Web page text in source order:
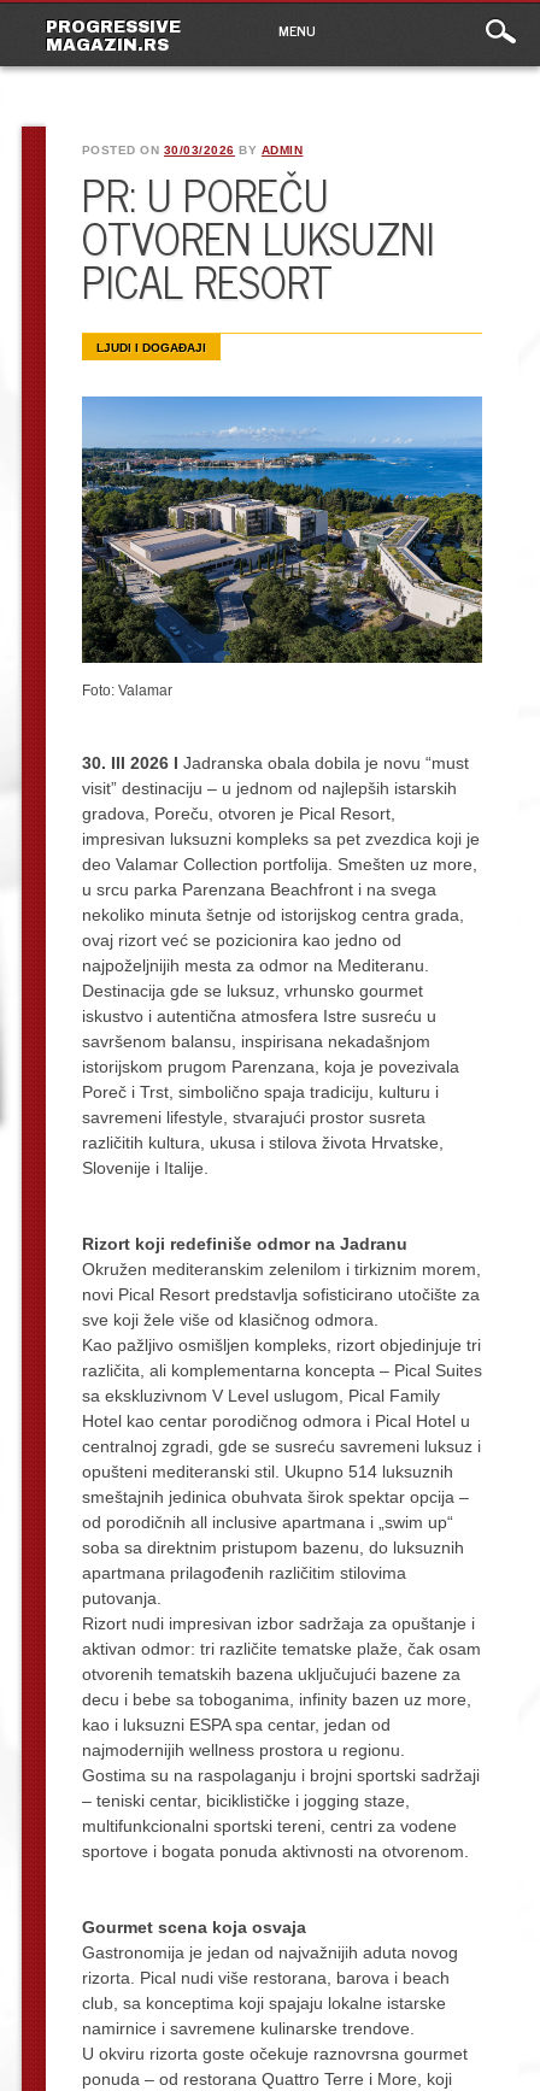
PROGRESSIVE
MAGAZIN.RS
Main
menu
content
MENU
POSTED ON 30/03/2026 BY ADMIN
PR: U POREČU
OTVOREN LUKSUZNI
PICAL RESORT
LJUDI I DOGAĐAJI
Foto: Valamar
30. III 2026 I Jadranska obala dobila je novu “must
visit” destinaciju – u jednom od najlepših istarskih
gradova, Poreču, otvoren je Pical Resort,
impresivan luksuzni kompleks sa pet zvezdica koji je
deo Valamar Collection portfolija. Smešten uz more,
u srcu parka Parenzana Beachfront i na svega
nekoliko minuta šetnje od istorijskog centra grada,
ovaj rizort već se pozicionira kao jedno od
najpoželjnijih mesta za odmor na Mediteranu.
Destinacija gde se luksuz, vrhunsko gourmet
iskustvo i autentična atmosfera Istre susreću u
savršenom balansu, inspirisana nekadašnjom
istorijskom prugom Parenzana, koja je povezivala
Poreč i Trst, simbolično spaja tradiciju, kulturu i
savremeni lifestyle, stvarajući prostor susreta
različitih kultura, ukusa i stilova života Hrvatske,
Slovenije i Italije.
Rizort koji redefiniše odmor na Jadranu
Okružen mediteranskim zelenilom i tirkiznim morem,
novi Pical Resort predstavlja sofisticirano utočište za
sve koji žele više od klasičnog odmora.
Kao pažljivo osmišljen kompleks, rizort objedinjuje tri
različita, ali komplementarna koncepta – Pical Suites
sa ekskluzivnom V Level uslugom, Pical Family
Hotel kao centar porodičnog odmora i Pical Hotel u
centralnoj zgradi, gde se susreću savremeni luksuz i
opušteni mediteranski stil. Ukupno 514 luksuznih
smeštajnih jedinica obuhvata širok spektar opcija –
od porodičnih all inclusive apartmana i „swim up“
soba sa direktnim pristupom bazenu, do luksuznih
apartmana prilagođenih različitim stilovima
putovanja.
Rizort nudi impresivan izbor sadržaja za opuštanje i
aktivan odmor: tri različite tematske plaže, čak osam
otvorenih tematskih bazena uključujući bazene za
decu i bebe sa toboganima, infinity bazen uz more,
kao i luksuzni ESPA spa centar, jedan od
najmodernijih wellness prostora u regionu.
Gostima su na raspolaganju i brojni sportski sadržaji
– teniski centar, biciklističke i jogging staze,
multifunkcionalni sportski tereni, centri za vodene
sportove i bogata ponuda aktivnosti na otvorenom.
Gourmet scena koja osvaja
Gastronomija je jedan od najvažnijih aduta novog
rizorta. Pical nudi više restorana, barova i beach
club, sa konceptima koji spajaju lokalne istarske
namirnice i savremene kulinarske trendove.
U okviru rizorta goste očekuje raznovrsna gourmet
ponuda – od restorana Quattro Terre i More, koji